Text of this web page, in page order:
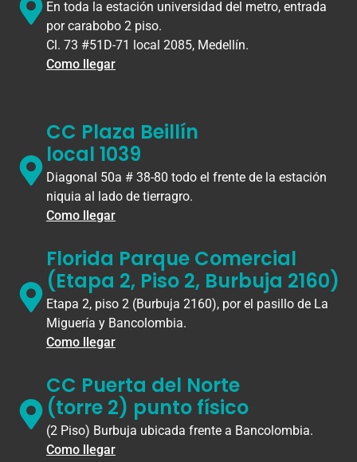
En toda la estación universidad del metro, entrada
por carabobo 2 piso.
Cl. 73 #51D-71 local 2085, Medellín.
Como llegar
CC Plaza Beillín
local 1039
Diagonal 50a # 38-80 todo el frente de la estación
niquia al lado de tierragro.
Como llegar
Florida Parque Comercial
(Etapa 2, Piso 2, Burbuja 2160)
Etapa 2, piso 2 (Burbuja 2160), por el pasillo de La
Miguería y Bancolombia.
Como llegar
CC Puerta del Norte
(torre 2) punto físico
(2 Piso) Burbuja ubicada frente a Bancolombia.
Como llegar